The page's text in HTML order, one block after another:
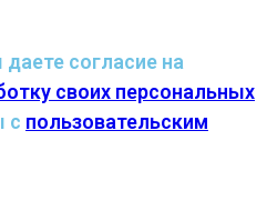
согласие на
своих персональных
с пользовательским